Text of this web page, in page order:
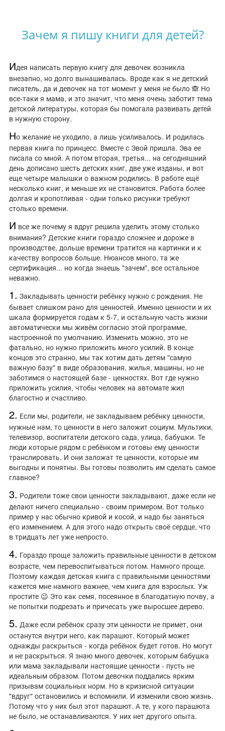
Зачем я пишу книги для детей?
Идея написать первую книгу для девочек возникла
внезапно, но долго вынашивалась. Вроде как я не детский
писатель, да и девочек на тот момент у меня не было 🙈 Но
все-таки я мама, и это значит, что меня очень заботит тема
детской литературы, которая бы помогала развивать детей
в нужную сторону.
Но желание не уходило, а лишь усиливалось. И родилась
первая книга по принцесс. Вместе с Эвой пришла. Эва ее
писала со мной. А потом вторая, третья... на сегодняшний
день дописано шесть детских книг, две уже изданы, и вот
еще четыре малышки о важном родились. В работе ещё
несколько книг, и меньше их не становится. Работа более
долгая и кропотливая - одни только рисунки требуют
столько времени.
И все же почему я вдруг решила уделить этому столько
внимания? Детские книги гораздо сложнее и дороже в
производстве, дольше времени тратится на картинки и к
качеству вопросов больше. Нюансов много, та же
сертификация... но когда знаешь "зачем", все остальное
неважно.
1️. Закладывать ценности ребёнку нужно с рождения. Не
бывает слишком рано для ценностей. Именно ценности и их
шкала формируется годам к 5-7, и остальную часть жизни
автоматически мы живём согласно этой программе,
настроенной по умолчанию. Изменить можно, это не
фатально, но нужно приложить много усилий. В конце
концов это странно, мы так хотим дать детям "самую
важную базу" в виде образования, жилья, машины, но не
заботимся о настоящей базе - ценностях. Вот где нужно
приложить усилия, чтобы человек на автомате жил
благостно и счастливо.
2. Если мы, родители, не закладываем ребёнку ценности,
нужные нам, то ценности в него заложит социум. Мультики,
телевизор, воспитатели детского сада, улица, бабушки. Те
люди которые рядом с ребёнком и готовы ему ценности
транслировать. И они заложат те ценности, которые им
выгодны и понятны. Вы готовы позволить им сделать самое
главное?
3. Родители тоже свои ценности закладывают, даже если не
делают ничего специально - своим примером. Вот только
пример у нас обычно кривой и косой, и надо бы заняться
его изменением. А для этого надо открыть своё сердце, что
в тридцать лет уже непросто.
4. Гораздо проще заложить правильные ценности в детском
возрасте, чем перевоспитываться потом. Намного проще.
Поэтому каждая детская книга с правильными ценностями
кажется мне намного важнее, чем книга для взрослых. Уж
простите 😉 Это как семя, посеянное в благодатную почву, а
не попытки подрезать и причесать уже выросшее дерево.
5. Даже если ребёнок сразу эти ценности не примет, они
останутся внутри него, как парашют. Который может
однажды раскрыться - когда ребёнок будет готов. Но могут
и не раскрыться. Я знаю много девочек, которым бабушка
или мама закладывали настоящие ценности - пусть не
идеальным образом. Потом девочки поддались ярким
призывам социальных норм. Но в кризисной ситуации
"вдруг" остановились и вспомнили. И изменили свою жизнь.
Потому что у них был этот парашют. А те, у кого парашюта
не было, не останавливаются. У них нет другого опыта.